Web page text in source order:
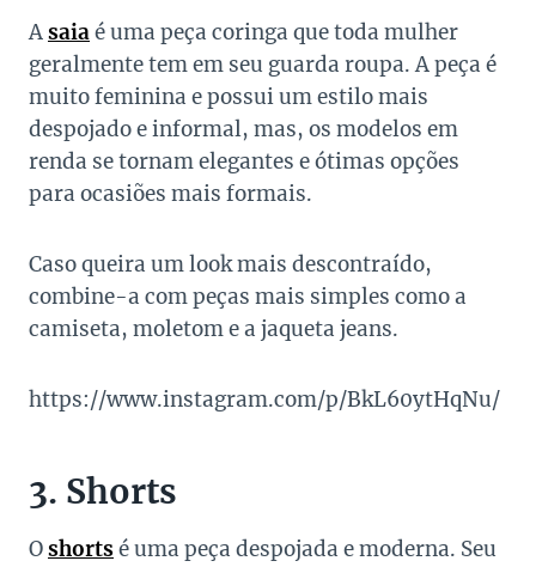
Asaiaé uma peça coringa que toda mulher
geralmente tem em seu guarda roupa. A peça é
muito feminina e possui um estilo mais
despojado e informal, mas, os modelos em
renda se tornam elegantes e ótimas opções
para ocasiões mais formais.
Caso queira um look mais descontraído,
combine-a com peças mais simples como a
camiseta, moletom e a jaqueta jeans.
https://www.instagram.com/p/BkL60ytHqNu/
3. Shorts
Oshortsé uma peça despojada e moderna. Seu